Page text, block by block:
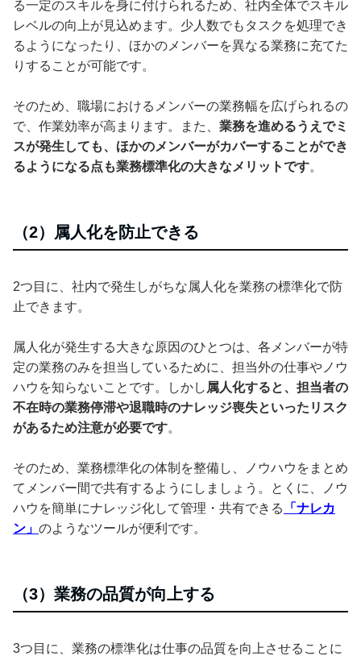
る一定のスキルを身に付けられるため、社内全体でスキル
レベルの向上が見込めます。少人数でもタスクを処理でき
るようになったり、ほかのメンバーを異なる業務に充てた
りすることが可能です。
そのため、職場におけるメンバーの業務幅を広げられるの
で、作業効率が高まります。また、 業務を進めるうえでミ
スが発生しても、ほかのメンバーがカバーすることができ
るようになる点も業務標準化の大きなメリットです。
（2）属人化を防止できる
2つ目に、社内で発生しがちな属人化を業務の標準化で防
止できます。
属人化が発生する大きな原因のひとつは、各メンバーが特
定の業務のみを担当しているために、担当外の仕事やノウ
ハウを知らないことです。しかし 属人化すると、担当者の
不在時の業務停滞や退職時のナレッジ喪失といったリスク
があるため注意が必要です。
そのため、業務標準化の体制を整備し、ノウハウをまとめ
てメンバー間で共有するようにしましょう。とくに、ノウ
ハウを簡単にナレッジ化して管理・共有できる
「ナレカ
ン」 のようなツールが便利です。
（3）業務の品質が向上する
3つ目に、業務の標準化は仕事の品質を向上させることに